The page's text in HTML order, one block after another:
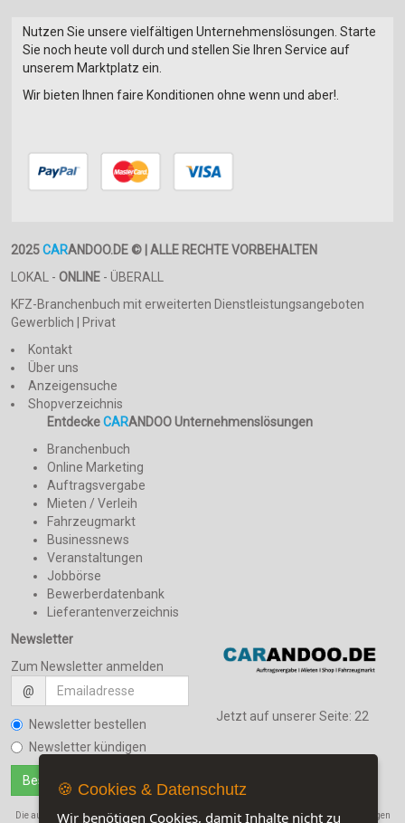
Nutzen Sie unsere vielfältigen Unternehmenslösungen. Starte
Sie noch heute voll durch und stellen Sie Ihren Service auf
unserem Marktplatz ein.
Wir bieten Ihnen faire Konditionen ohne wenn und aber!.
2025CARANDOO.DE © | ALLE RECHTE VORBEHALTEN
LOKAL - ONLINE - ÜBERALL
KFZ-Branchenbuch mit erweiterten Dienstleistungsangeboten
Gewerblich | Privat
Kontakt
Über uns
Anzeigensuche
Shopverzeichnis
EntdeckeCARANDOO Unternehmenslösungen
Branchenbuch
Online Marketing
Auftragsvergabe
Mieten / Verleih
Fahrzeugmarkt
Businessnews
Veranstaltungen
Jobbörse
Bewerberdatenbank
Lieferantenverzeichnis
Newsletter
Zum Newsletter anmelden
@
Newsletter bestellen
Newsletter kündigen
Jetzt auf unserer Seite: 22
Die auf dieser Seite verwendeten Produktbezeichnungen, Namen und Warenbezeichnungen
🍪 Cookies & Datenschutz
Wir benötigen Cookies, damit Inhalte nicht zu